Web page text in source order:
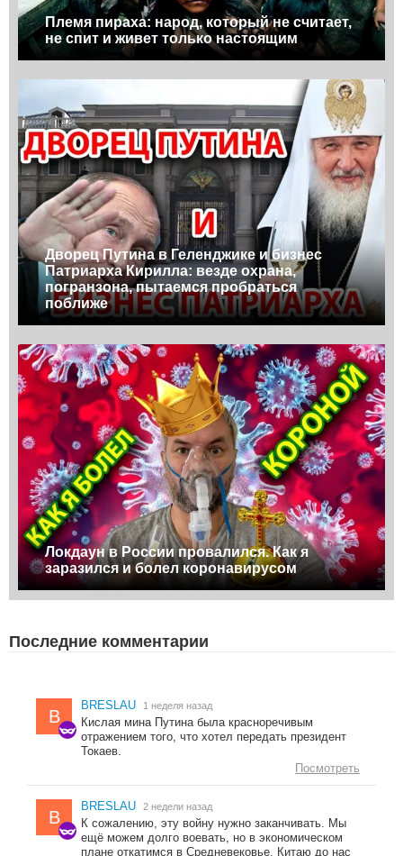
Племя пираха: народ, который не считает,
не спит и живет только настоящим
Дворец Путина в Геленджике и бизнес
Патриарха Кирилла: везде охрана,
погранзона, пытаемся пробраться
поближе
Локдаун в России провалился. Как я
заразился и болел коронавирусом
Последние комментарии
B
BRESLAU 1 неделя назад
Кислая мина Путина была красноречивым
отражением того, что хотел передать президент
Токаев.
Посмотреть
B
BRESLAU 2 недели назад
К сожалению, эту войну нужно заканчивать. Мы
ещё можем долго воевать, но в экономическом
плане откатимся в Средневековье. Китаю до нас